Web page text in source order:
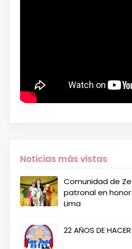
Noticias más vistas
Comunidad de
patronal en
Lima
22 AÑOS DE